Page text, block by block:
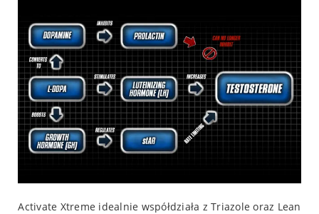
Activate Xtreme idealnie współdziała z Triazole oraz Lean